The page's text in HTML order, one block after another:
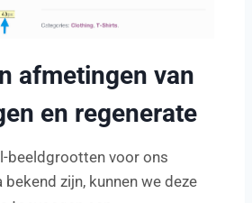
afmetingen van
en regenerate
beeldgrootten voor ons
zijn, kunnen we deze